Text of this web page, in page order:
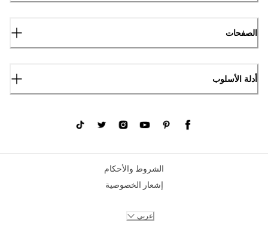
الصفحات
أدلة الأسلوب
الشروط والأحكام
إشعار الخصوصية
عربي